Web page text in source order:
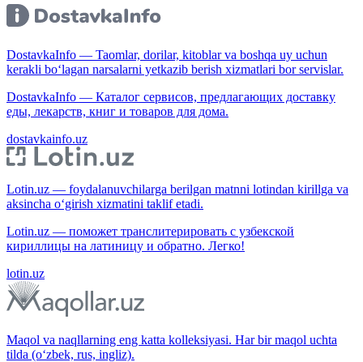
DostavkaInfo — Taomlar, dorilar, kitoblar va boshqa uy uchun
kerakli bo‘lagan narsalarni yetkazib berish xizmatlari bor servislar.
DostavkaInfo — Каталог сервисов, предлагающих доставку
еды, лекарств, книг и товаров для дома.
dostavkainfo.uz
Lotin.uz — foydalanuvchilarga berilgan matnni lotindan kirillga va
aksincha o‘girish xizmatini taklif etadi.
Lotin.uz — поможет транслитерировать с узбекской
кириллицы на латиницу и обратно. Легко!
lotin.uz
Maqol va naqllarning eng katta kolleksiyasi. Har bir maqol uchta
tilda (o‘zbek, rus, ingliz).